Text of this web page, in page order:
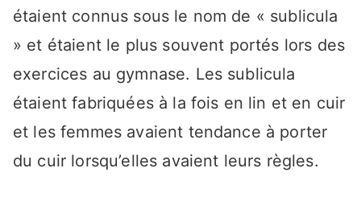
étaient connus sous le nom de « sublicula
» et étaient le plus souvent portés lors des
exercices au gymnase. Les sublicula
étaient fabriquées à la fois en lin et en cuir
et les femmes avaient tendance à porter
du cuir lorsqu’elles avaient leurs règles.